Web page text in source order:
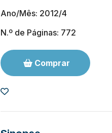
Ano/Mês: 2012/4
N.º de Páginas: 772
Comprar